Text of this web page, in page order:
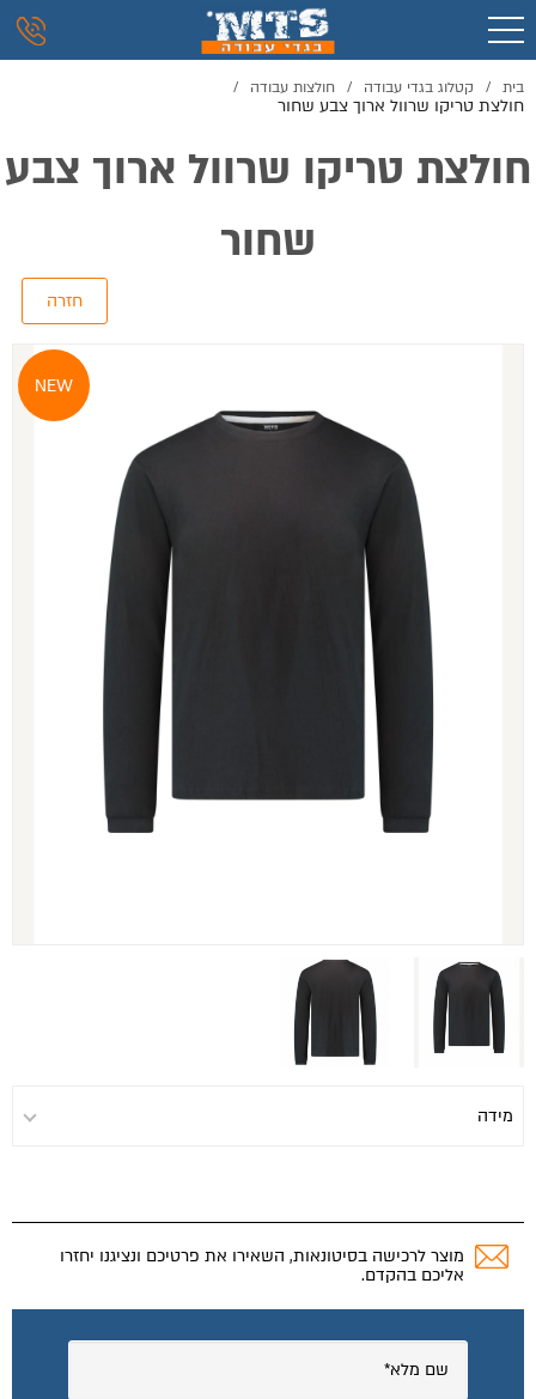
בית / קטלוג בגדי עבודה / חולצות עבודה /
חולצת טריקו שרוול ארוך צבע שחור
חולצת טריקו שרוול ארוך צבע
שחור
NEW
מוצר לרכישה בסיטונאות, השאירו את פרטיכם ונציגנו יחזרו
אליכם בהקדם.